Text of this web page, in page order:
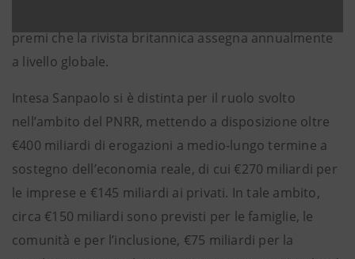
premi che la rivista britannica assegna annualmente
a livello globale.
Intesa Sanpaolo si è distinta per il ruolo svolto
nell’ambito del PNRR, mettendo a disposizione oltre
€400 miliardi di erogazioni a medio-lungo termine a
sostegno dell’economia reale, di cui €270 miliardi per
le imprese e €145 miliardi ai privati. In tale ambito,
circa €150 miliardi sono previsti per le famiglie, le
comunità e per l’inclusione, €75 miliardi per la